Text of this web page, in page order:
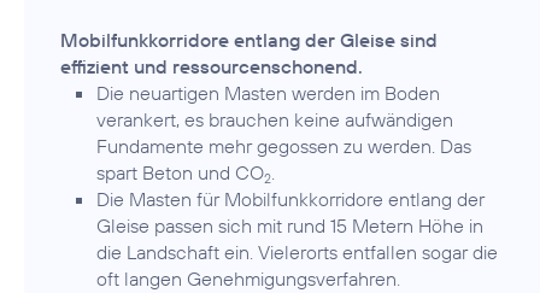
Mobilfunkkorridore entlang der Gleise sind
effizient und ressourcenschonend.
Die neuartigen Masten werden im Boden
verankert, es brauchen keine aufwändigen
Fundamente mehr gegossen zu werden. Das
spart Beton und CO2
Die Masten für Mobilfunkkorridore entlang der
Gleise passen sich mit rund 15 Metern Höhe in
die Landschaft ein. Vielerorts entfallen sogar die
oft langen Genehmigungsverfahren.